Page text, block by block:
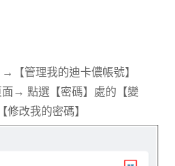
【管理我的迪卡儂帳號】
面→ 點選【密碼】處的【變
改我的密碼】